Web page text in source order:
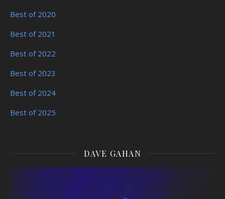
Best of 2020
Best of 2021
Best of 2022
Best of 2023
Best of 2024
Best of 2025
DAVE GAHAN